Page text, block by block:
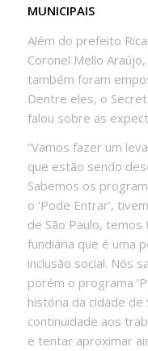
MUNICIPAIS
Além do prefeito
Coronel Mello
também foram
Dentre eles, o
falou sobre as
“Vamos fazer um
que estão sendo
Sabemos os
o ‘Pode Entrar’,
de São Paulo,
fundiária que é uma
inclusão social. Nós
porém o programa
história da cidade de
continuidade aos
e tentar aproximar